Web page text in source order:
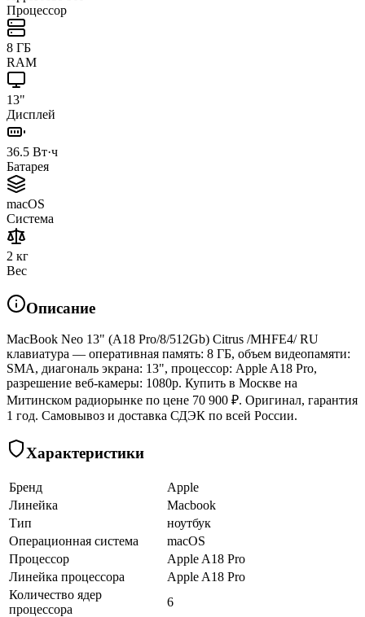
Процессор
8 ГБ
RAM
13"
Дисплей
36.5 Вт·ч
Батарея
macOS
Система
2 кг
Вес
Описание
MacBook Neo 13" (A18 Pro/8/512Gb) Citrus /MHFE4/ RU
клавиатура — оперативная память: 8 ГБ, объем видеопамяти:
SMA, диагональ экрана: 13", процессор: Apple A18 Pro,
разрешение веб-камеры: 1080p. Купить в Москве на
Митинском радиорынке по цене 70 900 ₽. Оригинал, гарантия
1 год. Самовывоз и доставка СДЭК по всей России.
Характеристики
Бренд
Apple
Линейка
Macbook
Тип
ноутбук
Операционная система
macOS
Процессор
Apple A18 Pro
Линейка процессора
Apple A18 Pro
Количество ядер
процессора
6